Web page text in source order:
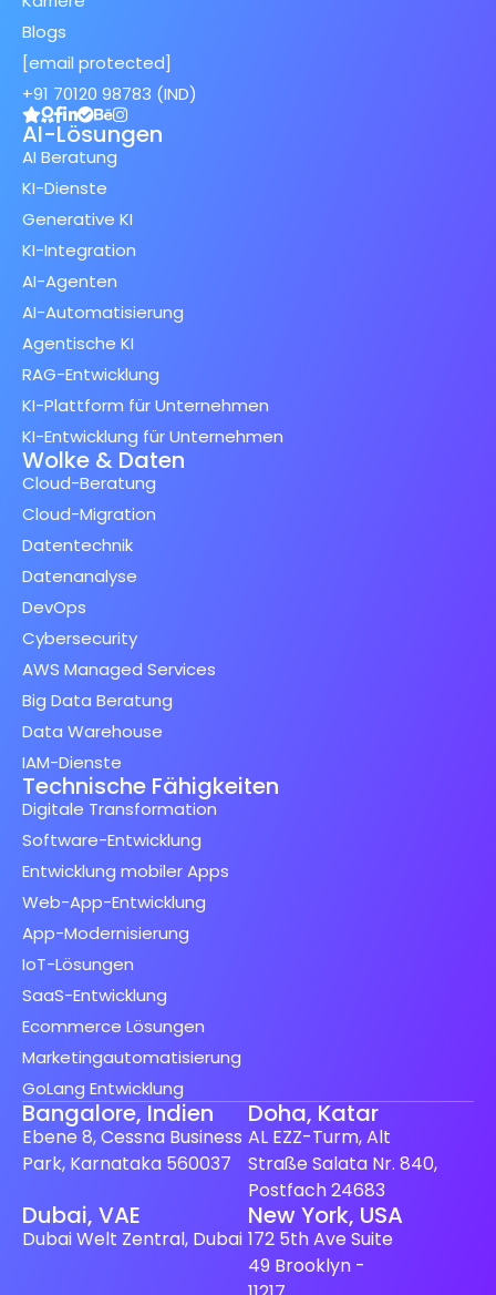
Blogs
[email protected]
+91 70120 98783 (IND)
AI-Lösungen
AI Beratung
KI-Dienste
Generative KI
KI-Integration
AI-Agenten
AI-Automatisierung
Agentische KI
RAG-Entwicklung
KI-Plattform für Unternehmen
KI-Entwicklung für Unternehmen
Wolke & Daten
Cloud-Beratung
Cloud-Migration
Datentechnik
Datenanalyse
DevOps
Cybersecurity
AWS Managed Services
Big Data Beratung
Data Warehouse
IAM-Dienste
Technische Fähigkeiten
Digitale Transformation
Software-Entwicklung
Entwicklung mobiler Apps
Web-App-Entwicklung
App-Modernisierung
IoT-Lösungen
SaaS-Entwicklung
Ecommerce Lösungen
Marketingautomatisierung
GoLang Entwicklung
Bangalore, Indien
Ebene 8, Cessna Business
Park, Karnataka 560037
Doha, Katar
AL EZZ-Turm, Alt
Straße Salata Nr. 840,
Postfach 24683
Dubai, VAE
Dubai Welt Zentral, Dubai
New York, USA
172 5th Ave Suite
49 Brooklyn -
Finnish
Spanish (Spain)